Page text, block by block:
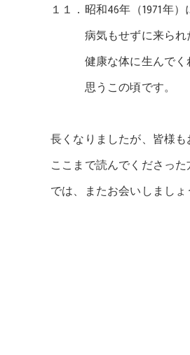
１１．昭和46年（1971年
病気もせずに来られた
健康な体に生んでくれ
思うこの頃です。
長くなりましたが、皆様も
ここまで読んでくださった
では、またお会いしましょ